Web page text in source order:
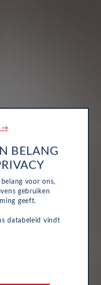
→
BELANG
u de beste
de relevantie van
voor ons,
gebruiken
geeft.
databeleid vindt